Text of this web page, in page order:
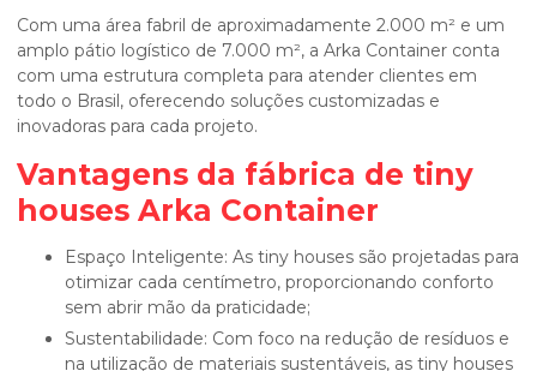
Com uma área fabril de aproximadamente 2.000 m² e um
amplo pátio logístico de 7.000 m², a Arka Container conta
com uma estrutura completa para atender clientes em
todo o Brasil, oferecendo soluções customizadas e
inovadoras para cada projeto.
Vantagens da fábrica de tiny
houses Arka Container
Espaço Inteligente: As tiny houses são projetadas para
otimizar cada centímetro, proporcionando conforto
sem abrir mão da praticidade;
Sustentabilidade: Com foco na redução de resíduos e
na utilização de materiais sustentáveis, as tiny houses